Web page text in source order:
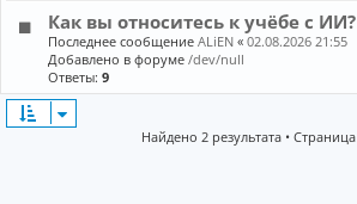
и
Как вы относитесь к учёбе с ИИ?
Последнее сообщениеALiEN «02.08.2026 21:55
Добавлено в форуме/dev/null
Ответы:9
Найдено 2 результата • Страница